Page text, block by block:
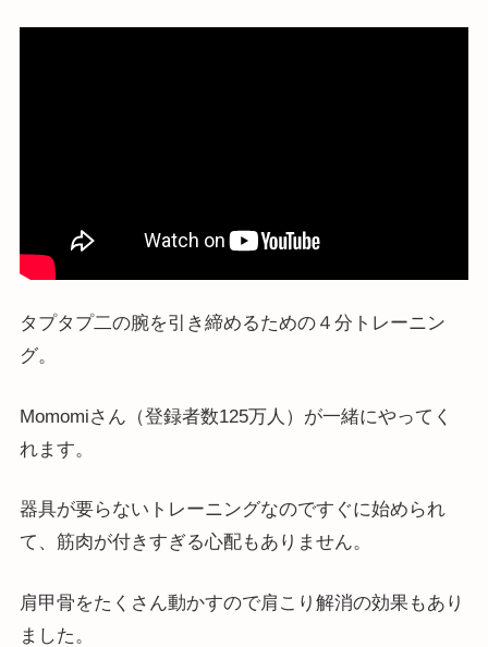
タプタプ二の腕を引き締めるための４分トレーニン
グ。
Momomiさん（登録者数125万人）が一緒にやってく
れます。
器具が要らないトレーニングなのですぐに始められ
て、筋肉が付きすぎる心配もありません。
肩甲骨をたくさん動かすので肩こり解消の効果もあり
ました。